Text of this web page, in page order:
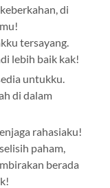
di
tersayang.
lebih baik kak!
untukku.
di dalam
rahasiaku!
paham,
berada